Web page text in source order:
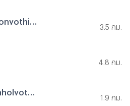
3.5 กม.
4.8 กม.
1.9 กม.